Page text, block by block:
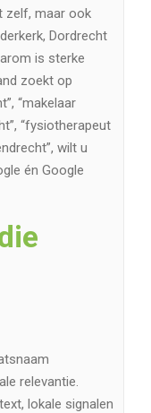
zelf, maar ook
Dordrecht
is sterke
zoekt op
“makelaar
“fysiotherapeut
wilt u
én Google
relevantie.
lokale signalen